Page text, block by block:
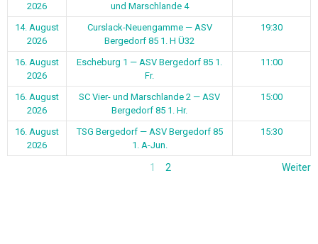
2026
und Marschlande 4
14. August
2026
Curslack-Neuengamme — ASV
Bergedorf 85 1. H Ü32
19:30
16. August
2026
Escheburg 1 — ASV Bergedorf 85 1.
Fr.
11:00
16. August
2026
SC Vier- und Marschlande 2 — ASV
Bergedorf 85 1. Hr.
15:00
16. August
2026
TSG Bergedorf — ASV Bergedorf 85
1. A-Jun.
15:30
1 2 Weiter